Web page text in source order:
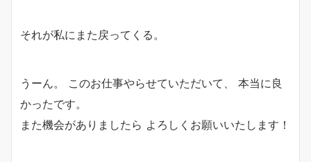
それが私にまた戻ってくる。
うーん。 このお仕事やらせていただいて、 本当に良
かったです。
また機会がありましたら よろしくお願いいたします！